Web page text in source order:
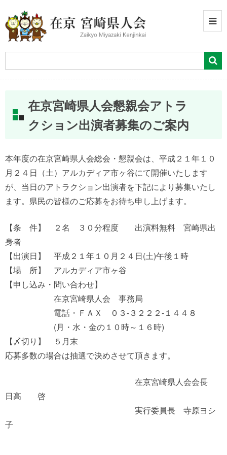
在京宮崎県人会懇親会アトラ
クション出演者募集のご案内
本年度の在京宮崎県人会総会・懇親会は、平成２１年１０
月２４日（土）アルカディア市ヶ谷にて開催いたします
が、当日のアトラクション出演者を下記により募集いたし
ます。県民の皆様のご応募をお待ち申し上げます。
【条 件】 ２名 ３０分程度 出演料無料 宮崎県出
身者
【出演日】 平成２１年１０月２４日(土)午後１時
【場 所】 アルカディア市ヶ谷
【申し込み・問い合わせ】
在京宮崎県人会 事務局
電話・ＦＡＸ ０３-３２２２-１４４８
(月・水・金の１０時～１６時)
【〆切り】 ５月末
応募多数の場合は抽選で決めさせて頂きます。
在京宮崎県人会会長
日高 啓
実行委員長 寺原ヨシ
子